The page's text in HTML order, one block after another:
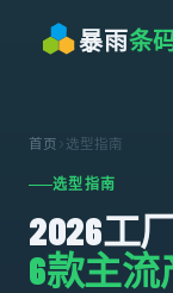
暴雨条
首页 › 选型指南
选型指南
2026工
6款主流